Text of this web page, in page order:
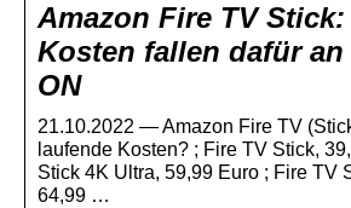
Amazon Fire TV Stick:
Kosten fallen dafür an
ON
21.10.2022 — Amazon Fire TV
laufende Kosten? ; Fire TV Stick,
Stick 4K Ultra, 59,99 Euro ; Fire TV
64,99 …